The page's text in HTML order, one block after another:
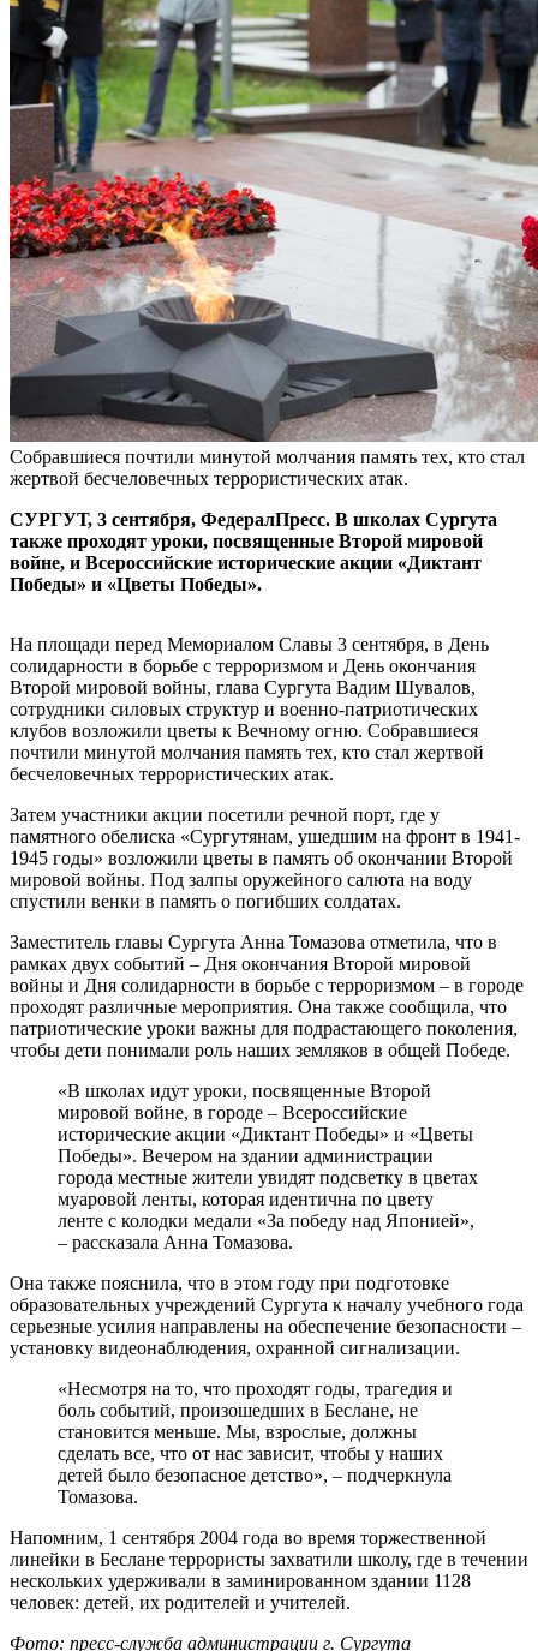
Собравшиеся почтили минутой молчания память тех, кто стал
жертвой бесчеловечных террористических атак.
СУРГУТ, 3 сентября, ФедералПресс. В школах Сургута
также проходят уроки, посвященные Второй мировой
войне, и Всероссийские исторические акции «Диктант
Победы» и «Цветы Победы».
На площади перед Мемориалом Славы 3 сентября, в День
солидарности в борьбе с терроризмом и День окончания
Второй мировой войны, глава Сургута Вадим Шувалов,
сотрудники силовых структур и военно-патриотических
клубов возложили цветы к Вечному огню. Собравшиеся
почтили минутой молчания память тех, кто стал жертвой
бесчеловечных террористических атак.
Затем участники акции посетили речной порт, где у
памятного обелиска «Сургутянам, ушедшим на фронт в 1941-
1945 годы» возложили цветы в память об окончании Второй
мировой войны. Под залпы оружейного салюта на воду
спустили венки в память о погибших солдатах.
Заместитель главы Сургута Анна Томазова отметила, что в
рамках двух событий – Дня окончания Второй мировой
войны и Дня солидарности в борьбе с терроризмом – в городе
проходят различные мероприятия. Она также сообщила, что
патриотические уроки важны для подрастающего поколения,
чтобы дети понимали роль наших земляков в общей Победе.
«В школах идут уроки, посвященные Второй
мировой войне, в городе – Всероссийские
исторические акции «Диктант Победы» и «Цветы
Победы». Вечером на здании администрации
города местные жители увидят подсветку в цветах
муаровой ленты, которая идентична по цвету
ленте с колодки медали «За победу над Японией»,
– рассказала Анна Томазова.
Она также пояснила, что в этом году при подготовке
образовательных учреждений Сургута к началу учебного года
серьезные усилия направлены на обеспечение безопасности –
установку видеонаблюдения, охранной сигнализации.
«Несмотря на то, что проходят годы, трагедия и
боль событий, произошедших в Беслане, не
становится меньше. Мы, взрослые, должны
сделать все, что от нас зависит, чтобы у наших
детей было безопасное детство», – подчеркнула
Томазова.
Напомним, 1 сентября 2004 года во время торжественной
линейки в Беслане террористы захватили школу, где в течении
нескольких удерживали в заминированном здании 1128
человек: детей, их родителей и учителей.
Фото: пресс-служба администрации г. Сургута